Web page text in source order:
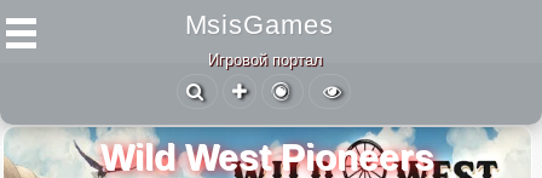
MsisGames
Игровой портал
Wild West Pioneers